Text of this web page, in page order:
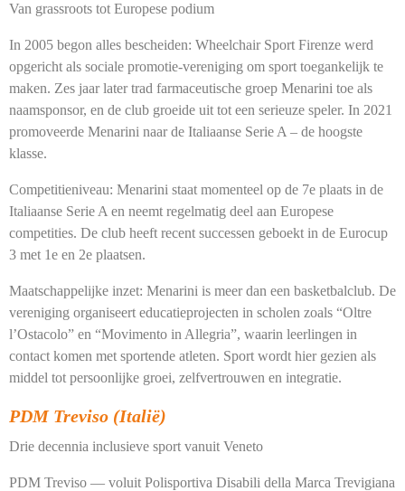
Van grassroots tot Europese podium
In 2005 begon alles bescheiden: Wheelchair Sport Firenze werd
opgericht als sociale promotie-vereniging om sport toegankelijk te
maken. Zes jaar later trad farmaceutische groep Menarini toe als
naamsponsor, en de club groeide uit tot een serieuze speler. In 2021
promoveerde Menarini naar de Italiaanse Serie A – de hoogste
klasse.
Competitieniveau: Menarini staat momenteel op de 7e plaats in de
Italiaanse Serie A en neemt regelmatig deel aan Europese
competities. De club heeft recent successen geboekt in de Eurocup
3 met 1e en 2e plaatsen.
Maatschappelijke inzet: Menarini is meer dan een basketbalclub. De
vereniging organiseert educatieprojecten in scholen zoals “Oltre
l’Ostacolo” en “Movimento in Allegria”, waarin leerlingen in
contact komen met sportende atleten. Sport wordt hier gezien als
middel tot persoonlijke groei, zelfvertrouwen en integratie.
PDM Treviso (Italië)
Drie decennia inclusieve sport vanuit Veneto
PDM Treviso — voluit Polisportiva Disabili della Marca Trevigiana